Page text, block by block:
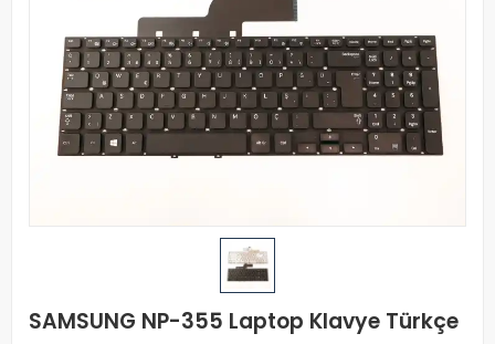
SAMSUNG NP-355 Laptop Klavye Türkçe